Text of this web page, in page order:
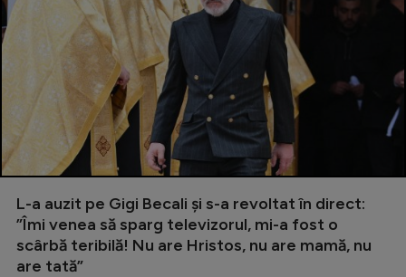
L-a auzit pe Gigi Becali și s-a revoltat în direct:
”Îmi venea să sparg televizorul, mi-a fost o
scârbă teribilă! Nu are Hristos, nu are mamă, nu
are tată”